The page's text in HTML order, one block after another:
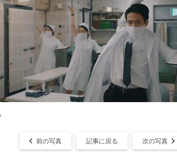
前の写真 記事に戻る 次の写真